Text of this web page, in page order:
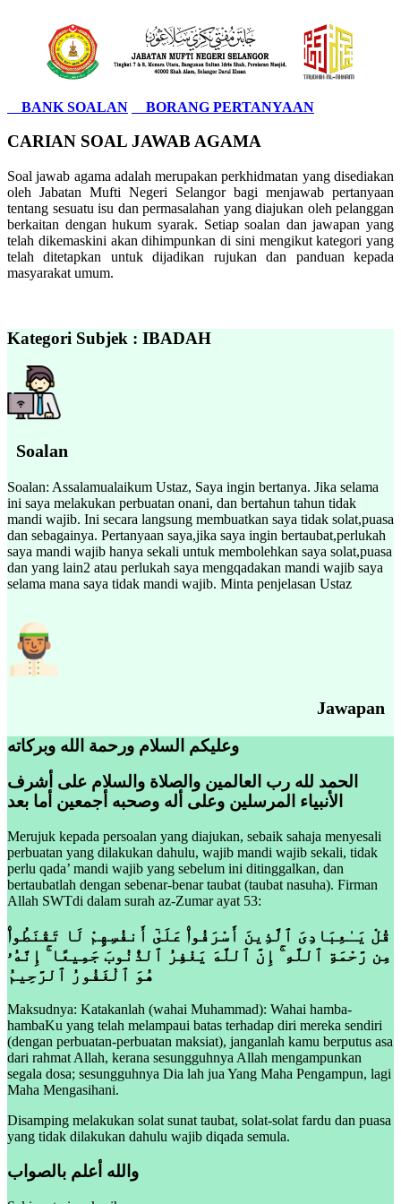
BANK SOALAN BORANG PERTANYAAN
CARIAN SOAL JAWAB AGAMA
Soal jawab agama adalah merupakan perkhidmatan yang disediakan
oleh Jabatan Mufti Negeri Selangor bagi menjawab pertanyaan
tentang sesuatu isu dan permasalahan yang diajukan oleh pelanggan
berkaitan dengan hukum syarak. Setiap soalan dan jawapan yang
telah dikemaskini akan dihimpunkan di sini mengikut kategori yang
telah ditetapkan untuk dijadikan rujukan dan panduan kepada
masyarakat umum.
Kategori Subjek : IBADAH
Soalan
Soalan: Assalamualaikum Ustaz, Saya ingin bertanya. Jika selama
ini saya melakukan perbuatan onani, dan bertahun tahun tidak
mandi wajib. Ini secara langsung membuatkan saya tidak solat,puasa
dan sebagainya. Pertanyaan saya,jika saya ingin bertaubat,perlukah
saya mandi wajib hanya sekali untuk membolehkan saya solat,puasa
dan yang lain2 atau perlukah saya mengqadakan mandi wajib saya
selama mana saya tidak mandi wajib. Minta penjelasan Ustaz
Jawapan
الحمد لله رب العالمين والصلاة والسلام على أشرف
الأنبياء المرسلين وعلى أله وصحبه أجمعين أما بعد
Merujuk kepada persoalan yang diajukan, sebaik sahaja menyesali
perbuatan yang dilakukan dahulu, wajib mandi wajib sekali, tidak
perlu qada’ mandi wajib yang sebelum ini ditinggalkan, dan
bertaubatlah dengan sebenar-benar taubat (taubat nasuha). Firman
Allah SWTdi dalam surah az-Zumar ayat 53:
قُلْ يَـٰعِبَادِىَ ٱلَّذِينَ أَسْرَفُوا۟ عَلَىٰٓ أَنفُسِهِمْ لَا تَقْنَطُوا۟
مِن رَّحْمَةِ ٱللَّهِ ۚ إِنَّ ٱللَّهَ يَغْفِرُ ٱلذُّنُوبَ جَمِيعًا ۚ إِنَّهُۥ
هُوَ ٱلْغَفُورُ ٱلرَّحِيمُ
Maksudnya: Katakanlah (wahai Muhammad): Wahai hamba-
hambaKu yang telah melampaui batas terhadap diri mereka sendiri
(dengan perbuatan-perbuatan maksiat), janganlah kamu berputus asa
dari rahmat Allah, kerana sesungguhnya Allah mengampunkan
segala dosa; sesungguhnya Dia lah jua Yang Maha Pengampun, lagi
Maha Mengasihani.
Disamping melakukan solat sunat taubat, solat-solat fardu dan puasa
yang tidak dilakukan dahulu wajib diqada semula.
والله أعلم بالصواب